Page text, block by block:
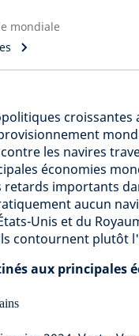
mondiale
les navires
économies
importants
aucun
Unis et du
contournent plutôt
aux principales